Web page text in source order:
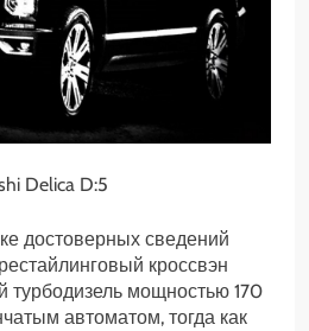
Delica D:5
достоверных сведений
кроссвэн
турбодизель мощностью 170
автоматом, тогда как